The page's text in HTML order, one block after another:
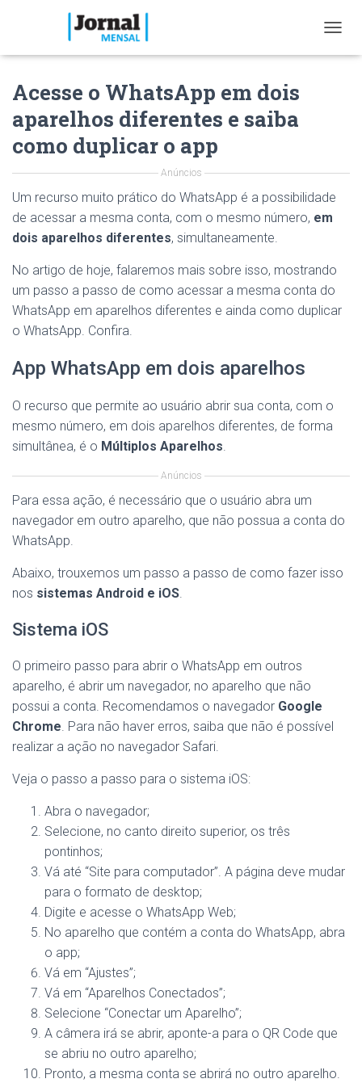
O
G
N
Acesse o WhatsApp em dois
aparelhos diferentes e saiba
como duplicar o app
Anúncios
Um recurso muito prático do WhatsApp é a possibilidade
de acessar a mesma conta, com o mesmo número, em
dois aparelhos diferentes, simultaneamente.
No artigo de hoje, falaremos mais sobre isso, mostrando
um passo a passo de como acessar a mesma conta do
WhatsApp em aparelhos diferentes e ainda como duplicar
o WhatsApp. Confira.
App WhatsApp em dois aparelhos
O recurso que permite ao usuário abrir sua conta, com o
mesmo número, em dois aparelhos diferentes, de forma
simultânea, é o Múltiplos Aparelhos.
Anúncios
Para essa ação, é necessário que o usuário abra um
navegador em outro aparelho, que não possua a conta do
WhatsApp.
Abaixo, trouxemos um passo a passo de como fazer isso
nos sistemas Android e iOS.
Sistema iOS
O primeiro passo para abrir o WhatsApp em outros
aparelho, é abrir um navegador, no aparelho que não
possui a conta. Recomendamos o navegador Google
Chrome. Para não haver erros, saiba que não é possível
realizar a ação no navegador Safari.
Veja o passo a passo para o sistema iOS:
Abra o navegador;
Selecione, no canto direito superior, os três
pontinhos;
Vá até “Site para computador”. A página deve mudar
para o formato de desktop;
Digite e acesse o WhatsApp Web;
No aparelho que contém a conta do WhatsApp, abra
o app;
Vá em “Ajustes”;
Vá em “Aparelhos Conectados”;
Selecione “Conectar um Aparelho”;
A câmera irá se abrir, aponte-a para o QR Code que
se abriu no outro aparelho;
Pronto, a mesma conta se abrirá no outro aparelho.